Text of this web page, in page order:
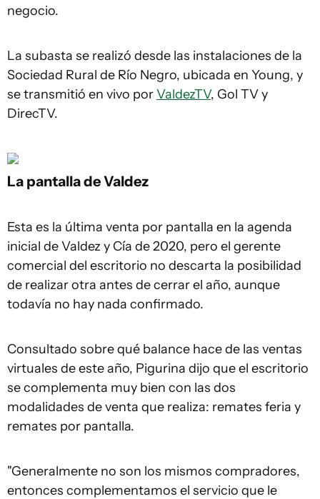
negocio.
La subasta se realizó desde las instalaciones de la
Sociedad Rural de Río Negro, ubicada en Young, y
se transmitió en vivo porValdezTV, Gol TV y
DirecTV.
La pantalla de Valdez
Esta es la última venta por pantalla en la agenda
inicial de Valdez y Cía de 2020, pero el gerente
comercial del escritorio no descarta la posibilidad
de realizar otra antes de cerrar el año, aunque
todavía no hay nada confirmado.
Consultado sobre qué balance hace de las ventas
virtuales de este año, Pigurina dijo que el escritorio
se complementa muy bien con las dos
modalidades de venta que realiza: remates feria y
remates por pantalla.
"Generalmente no son los mismos compradores,
entonces complementamos el servicio que le